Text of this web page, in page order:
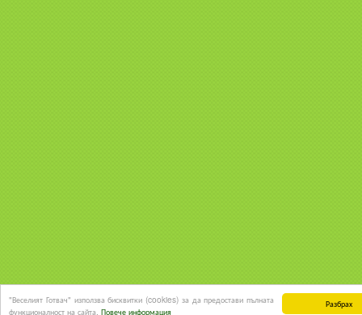
Разбрах
"Веселият Готвач" използва бисквитки (cookies) за да предостави пълната
функционалност на сайта. Повече информация